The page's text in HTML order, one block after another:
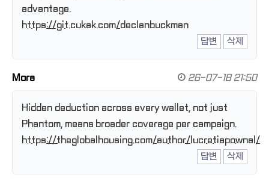
advantage.
https://git.cukak.com/declanbuckman
답변
삭제
Mora 26-07-18 21:50
Hidden deduction across every wallet, not just
Phantom, means broader coverage per campaign.
https://theglobalhousing.com/author/lucretiapownal/
답변
삭제